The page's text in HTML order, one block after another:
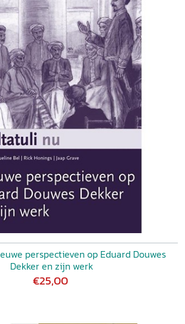
perspectieven op Eduard Douwes
Dekker en zijn werk
€25,00